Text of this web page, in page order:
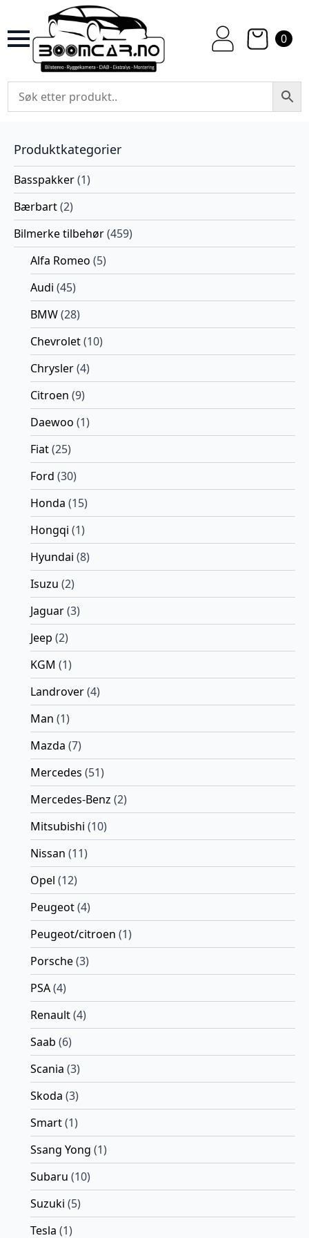
0
Produktkategorier
Basspakker(1)
Bærbart(2)
Bilmerke tilbehør(459)
Alfa Romeo (5)
Audi (45)
BMW(28)
Chevrolet(10)
Chrysler(4)
Citroen (9)
Daewoo (1)
Fiat(25)
Ford (30)
Honda (15)
Hongqi (1)
Hyundai (8)
Isuzu (2)
Jaguar(3)
Jeep (2)
KGM (1)
Landrover(4)
Man (1)
Mazda (7)
Mercedes (51)
Mercedes-Benz (2)
Mitsubishi (10)
Nissan (11)
Opel (12)
Peugeot(4)
Peugeot/citroen (1)
Porsche(3)
PSA(4)
Renault(4)
Saab (6)
Scania (3)
Skoda (3)
Smart(1)
Ssang Yong (1)
Subaru (10)
Suzuki (5)
Tesla (1)